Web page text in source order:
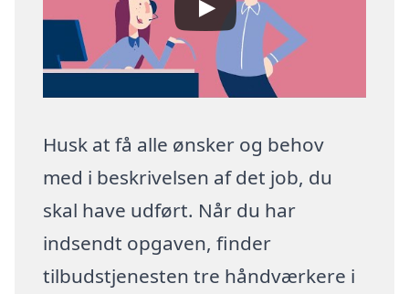
Husk at få alle ønsker og behov
med i beskrivelsen af det job, du
skal have udført. Når du har
indsendt opgaven, finder
tilbudstjenesten tre håndværkere i